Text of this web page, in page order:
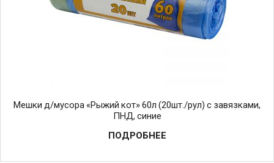
Мешки д/мусора «Рыжий кот» 60л (20шт./рул) с завязками,
ПНД, синие
ПОДРОБНЕЕ